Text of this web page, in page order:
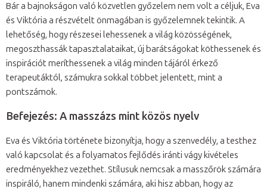
Bár a bajnokságon való közvetlen győzelem nem volt a céljuk, Eva
és Viktória a részvételt önmagában is győzelemnek tekintik. A
lehetőség, hogy részesei lehessenek a világ közösségének,
megoszthassák tapasztalataikat, új barátságokat köthessenek és
inspirációt meríthessenek a világ minden tájáról érkező
terapeutáktól, számukra sokkal többet jelentett, mint a
pontszámok.
Befejezés: A masszázs mint közös nyelv
Eva és Viktória története bizonyítja, hogy a szenvedély, a testhez
való kapcsolat és a folyamatos fejlődés iránti vágy kivételes
eredményekhez vezethet. Stílusuk nemcsak a masszőrök számára
inspiráló, hanem mindenki számára, aki hisz abban, hogy az